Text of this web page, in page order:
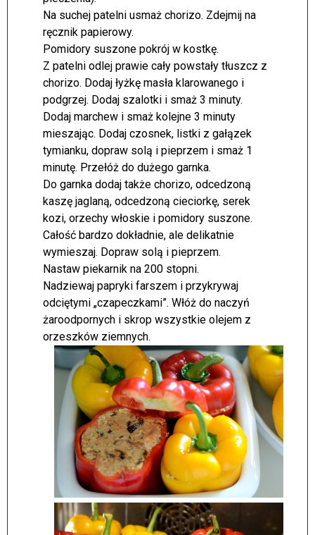
Na suchej patelni usmaż chorizo. Zdejmij na
ręcznik papierowy.
Pomidory suszone pokrój w kostkę.
Z patelni odlej prawie cały powstały tłuszcz z
chorizo. Dodaj łyżkę masła klarowanego i
podgrzej. Dodaj szalotki i smaż 3 minuty.
Dodaj marchew i smaż kolejne 3 minuty
mieszając. Dodaj czosnek, listki z gałązek
tymianku, dopraw solą i pieprzem i smaż 1
minutę. Przełóż do dużego garnka.
Do garnka dodaj także chorizo, odcedzoną
kaszę jaglaną, odcedzoną cieciorkę, serek
kozi, orzechy włoskie i pomidory suszone.
Całość bardzo dokładnie, ale delikatnie
wymieszaj. Dopraw solą i pieprzem.
Nastaw piekarnik na 200 stopni.
Nadziewaj papryki farszem i przykrywaj
odciętymi „czapeczkami”. Włóż do naczyń
żaroodpornych i skrop wszystkie olejem z
orzeszków ziemnych.